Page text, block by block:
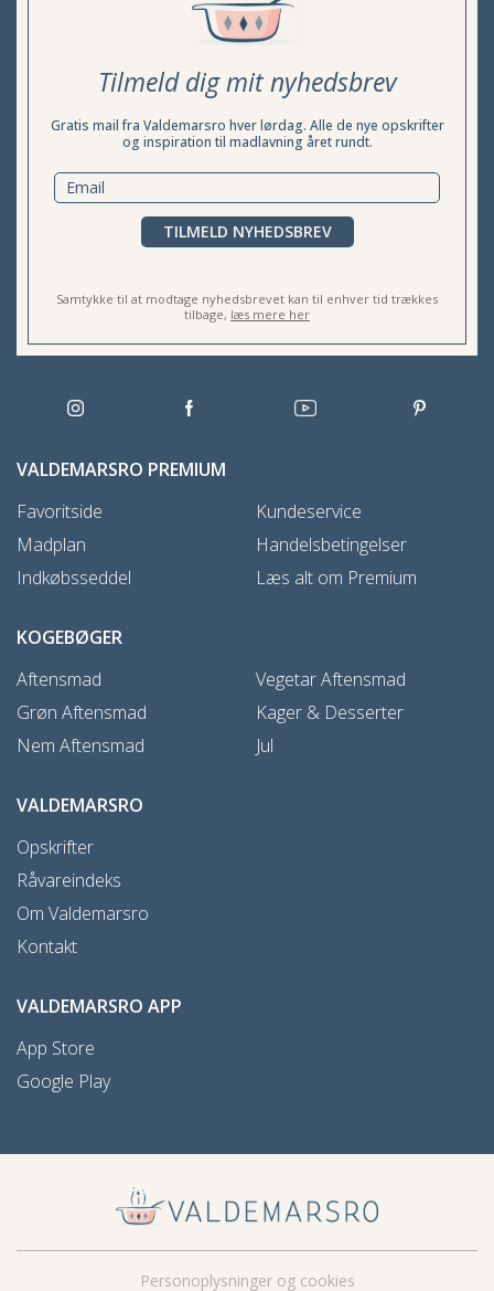
Tilmeld dig mit nyhedsbrev
Gratis mail fra Valdemarsro hver lørdag. Alle de nye opskrifter
og inspiration til madlavning året rundt.
TILMELD NYHEDSBREV
Samtykke til at modtage nyhedsbrevet kan til enhver tid trækkes
tilbage, læs mere her
VALDEMARSRO PREMIUM
Favoritside
Madplan
Indkøbsseddel
Kundeservice
Handelsbetingelser
Læs alt om Premium
KOGEBØGER
Aftensmad
Grøn Aftensmad
Nem Aftensmad
Vegetar Aftensmad
Kager & Desserter
Jul
VALDEMARSRO
Opskrifter
Råvareindeks
Om Valdemarsro
Kontakt
VALDEMARSRO APP
App Store
Google Play
Personoplysninger og cookies